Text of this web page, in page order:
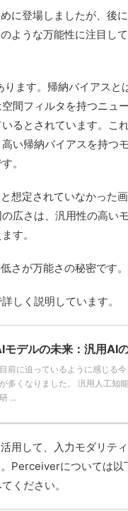
に登場しましたが、後
ような万能性に注目し
ます。帰納バイアスと
間フィルタを持つニュ
るとされています。こ
い帰納バイアスを持つ
。
想定されていなかった
広さは、汎用性の高い
す。
さが万能さの秘密です。
しく説明しています。
モデルの未来：汎用AI
前に迫っているように感じる
多くなりました。 汎用人工知
...
用して、入力モダリテ
Perceiverについては以
ください。